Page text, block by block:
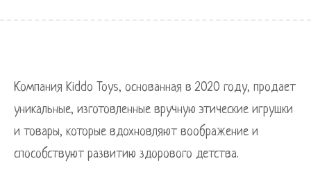
Компания Kiddo Toys, основанная в 2020 году, продает
уникальные, изготовленные вручную этические игрушки
и товары, которые вдохновляют воображение и
способствуют развитию здорового детства.